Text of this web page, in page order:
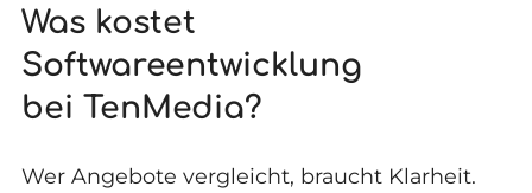
Was kostet
Softwareentwicklung
bei TenMedia?
Wer Angebote vergleicht, braucht Klarheit.